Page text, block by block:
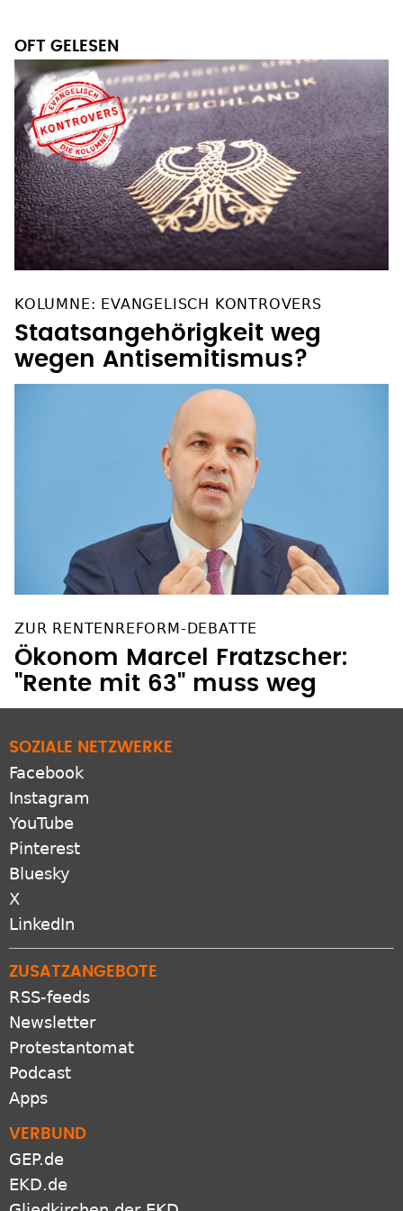
OFT GELESEN
KOLUMNE: EVANGELISCH KONTROVERS
Staatsangehörigkeit weg
wegen Antisemitismus?
ZUR RENTENREFORM-DEBATTE
Ökonom Marcel Fratzscher:
"Rente mit 63" muss weg
SOZIALE NETZWERKE
Facebook
Instagram
YouTube
Pinterest
Bluesky
X
LinkedIn
ZUSATZANGEBOTE
RSS-feeds
Newsletter
Protestantomat
Podcast
Apps
VERBUND
GEP.de
EKD.de